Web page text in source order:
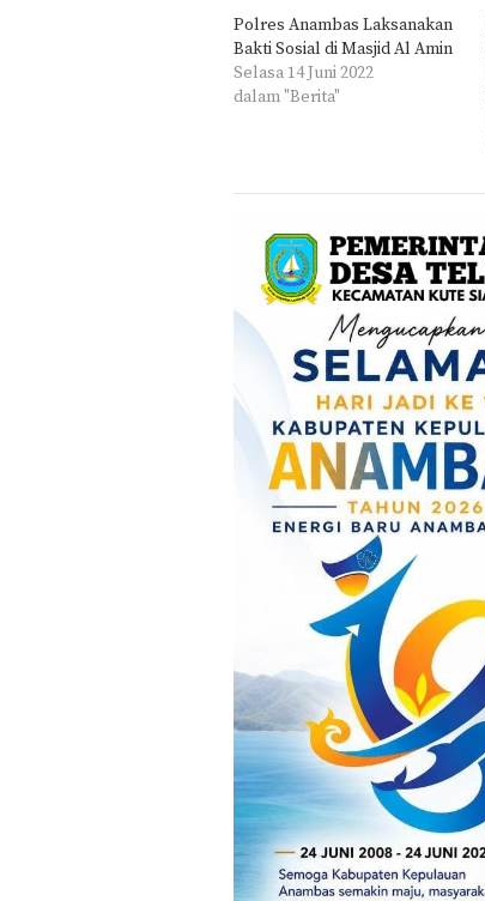
Polres Anambas Laksanakan
Bakti Sosial di Masjid Al Amin
Selasa 14 Juni 2022
dalam "Berita"